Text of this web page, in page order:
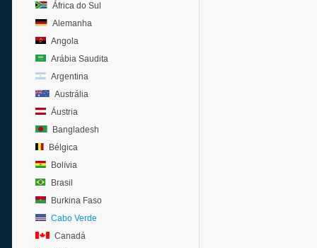
África do Sul
Alemanha
Angola
Arábia Saudita
Argentina
Austrália
Áustria
Bangladesh
Bélgica
Bolívia
Brasil
Burkina Faso
Cabo Verde
Canadá